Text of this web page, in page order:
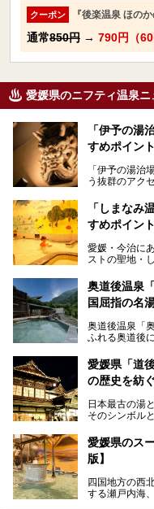
クーポン 『後楽温泉 ほの
通常850円 → 790円（60
愛媛県のニフティ温泉ニ
「伊予の湯
すめポイン
「伊予の湯治
う抜群のアク
ナーが訪れる
浴・食事・宿
も、特におす
「しまなみ
すめポイン
愛媛・今治に
ストの聖地・
ばれていて、
人に嬉しい工
ナまで種類豊
ポイントにつ
きたくなるこ
奥道後温泉
国屈指の名
奥道後温泉「
ふれる奥道後
露天風呂。日
す。
ト。今回はニ
物の大露天風
その魅力をご
愛媛県「道
の歴史を紡
日本最古の湯
そのシンボル
いた保存修理
全館営業再開
愛媛県のス
版】
四国地方の西
する瀬戸内海